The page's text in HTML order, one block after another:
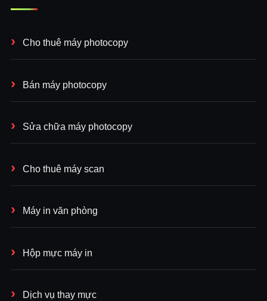
Cho thuê máy photocopy
Bán máy photocopy
Sửa chữa máy photocopy
Cho thuê máy scan
Máy in văn phòng
Hộp mực máy in
Dịch vụ thay mực